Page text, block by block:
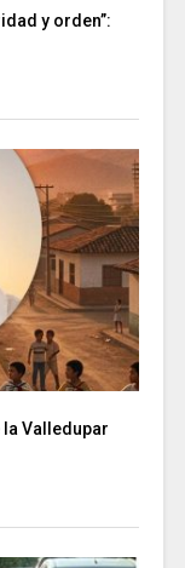
y orden”:
Valledupar